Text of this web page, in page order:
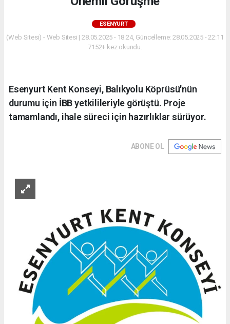
ESENYURT
(Web Sitesi) - Web Sitesi | 28.05.2025 - 18:24, Güncelleme: 28.05.2025 - 22:11
7152+ kez okundu.
Esenyurt Kent Konseyi, Balıkyolu Köprüsü'nün
durumu için İBB yetkilileriyle görüştü. Proje
tamamlandı, ihale süreci için hazırlıklar sürüyor.
ABONE OL